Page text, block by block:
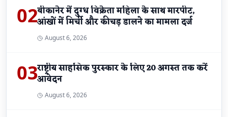
02बीकानेर में दुग्ध विक्रेता महिला के साथ मारपीट,
आंखों में मिर्ची और कीचड़ डालने का मामला दर्ज
August 6, 2026
03राष्ट्रीय साहसिक पुरस्कार के लिए 20 अगस्त तक करें
आवेदन
August 6, 2026